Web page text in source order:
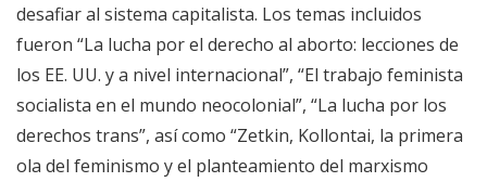
desafiar al sistema capitalista. Los temas incluidos
fueron “La lucha por el derecho al aborto: lecciones de
los EE. UU. y a nivel internacional”, “El trabajo feminista
socialista en el mundo neocolonial”, “La lucha por los
derechos trans”, así como “Zetkin, Kollontai, la primera
ola del feminismo y el planteamiento del marxismo